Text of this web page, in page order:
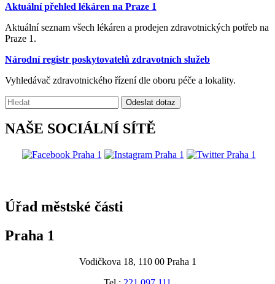
Aktuální přehled lékáren na Praze 1
Aktuální seznam všech lékáren a prodejen zdravotnických potřeb na
Praze 1.
Národní registr poskytovatelů zdravotních služeb
Vyhledávač zdravotnického řízení dle oboru péče a lokality.
Vyhledávání:
Odeslat dotaz
NAŠE SOCIÁLNÍ SÍTĚ
Úřad městské části
Praha 1
Vodičkova 18, 110 00 Praha 1